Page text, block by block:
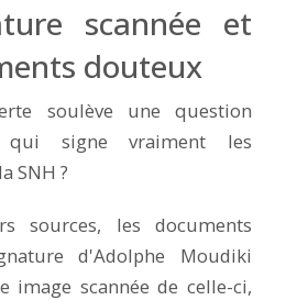
scannée et
douteux
soulève une question
signe vraiment les
SNH ?
sources, les documents
d'Adolphe Moudiki
image scannée de celle-ci,